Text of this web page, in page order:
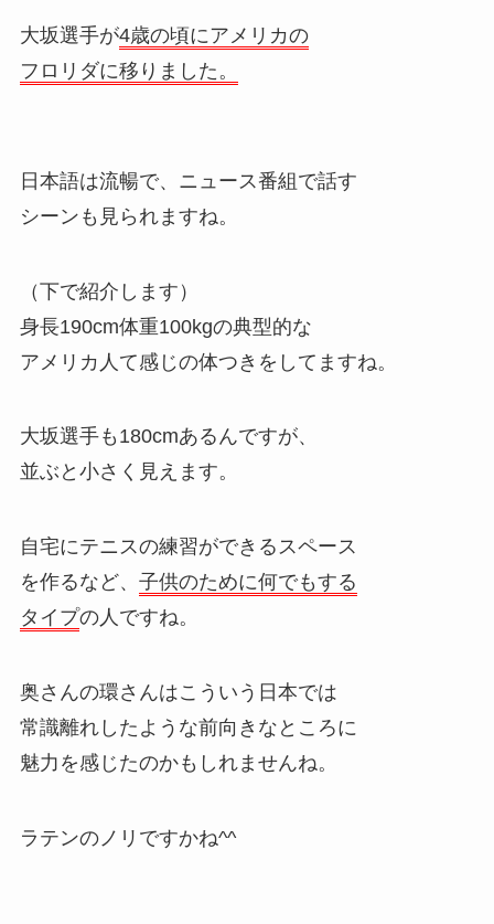
大坂選手が4歳の頃にアメリカの
フロリダに移りました。
日本語は流暢で、ニュース番組で話す
シーンも見られますね。
（下で紹介します）
身長190cm体重100kgの典型的な
アメリカ人て感じの体つきをしてますね。
大坂選手も180cmあるんですが、
並ぶと小さく見えます。
自宅にテニスの練習ができるスペース
を作るなど、 子供のために何でもする
タイプの人ですね。
奥さんの環さんはこういう日本では
常識離れしたような前向きなところに
魅力を感じたのかもしれませんね。
ラテンのノリですかね^^